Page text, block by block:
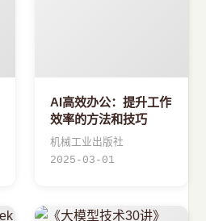
AI高效办公：提升工作
效率的方法和技巧
机械工业出版社
2025-03-01